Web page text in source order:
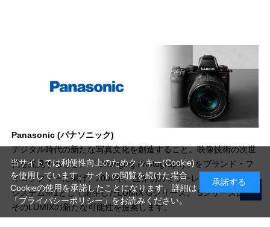
Panasonic (パナソニック)
デジタル時代の新たな写真文化を創造すること。映像技術の次世
代を先見すること。 「Changing Photography」をブランド・フ
ィロソフィーに掲げ、2008年、世界初のミラーレス一眼カメラ
システム※1として誕生したLUMIX Gシリーズ。 Sシリーズは、
そのLUMIXの新たな可能性を提案します。
当サイトでは利便性向上のためクッキー(Cookie)
を使用しています。サイトの閲覧を続けた場合
Cookieの使用を承諾したことになります。詳細は
「プライバシーポリシー」 をお読みください。
承諾する